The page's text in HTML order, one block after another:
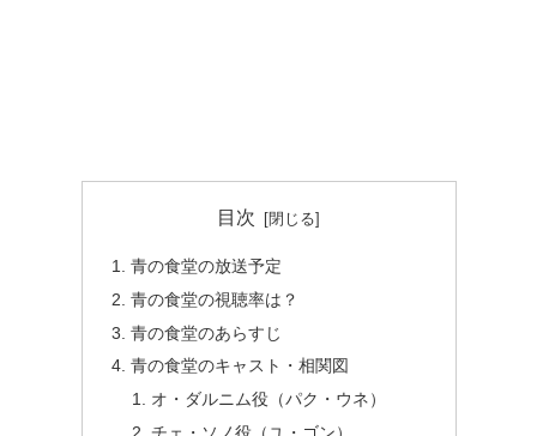
目次
青の食堂の放送予定
青の食堂の視聴率は？
青の食堂のあらすじ
青の食堂のキャスト・相関図
オ・ダルニム役（パク・ウネ）